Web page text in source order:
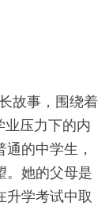
故事，围绕着
业压力下的内
的中学生，
。她的父母是
升学考试中取